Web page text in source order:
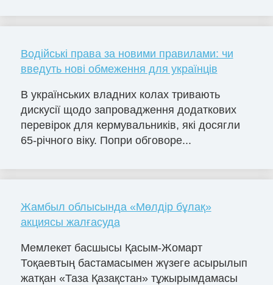
Водійські права за новими правилами: чи
введуть нові обмеження для українців
В українських владних колах тривають
дискусії щодо запровадження додаткових
перевірок для кермувальників, які досягли
65-річного віку. Попри обговоре...
Жамбыл облысында «Мөлдір бұлақ»
акциясы жалғасуда
Мемлекет басшысы Қасым-Жомарт
Тоқаевтың бастамасымен жүзеге асырылып
жатқан «Таза Қазақстан» тұжырымдамасы